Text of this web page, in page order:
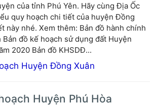
của tỉnh Phú Yên. Hãy cùng Địa Ốc
quy hoạch chi tiết của huyện Đồng
này nhé. Xem thêm: Bản đồ hành chính
đồ kế hoạch sử dụng đất Huyện
2020 Bản đồ KHSDĐ...
Huyện Phú Hòa